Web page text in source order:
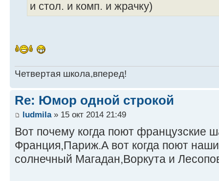
и стол. и комп. и жрачку)
Четвертая школа,вперед!
Re: Юмор одной строкой
ludmila» 15 окт 2014 21:49
Вот почему когда поют французские
Франция,Париж.А вот когда поют
солнечный Магадан,Воркута и